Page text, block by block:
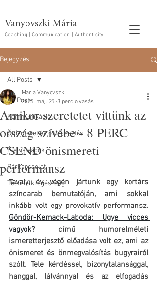
Vanyovszki Mária
Coaching | Communication | Authenticity
Bejegyzés
All Posts
Kommunikáció
Önismeret és önfejlesztés
Életválságok
Párkapcsolat
Testi-lelki egészség
All Posts
Amikor szeretetet vittünk az
ország szívébe - 8 PERC
CSEND önismereti
performansz
Maria Vanyovszki
2025. máj. 25. 3 perc olvasás
Tavaly, év végén jártunk egy kortárs
színdarab bemutatóján, ami sokkal
Göndör-Kemack-Laboda: Ugye vicces
vagyok? című humorelméleti
ismeretterjesztő előadása volt ez, ami az
önismeret és önmegvalósítás bugyrairól
szólt. Tele kérdéssel, bizonytalansággal,
hanggal, látvánnyal és az elfogadás